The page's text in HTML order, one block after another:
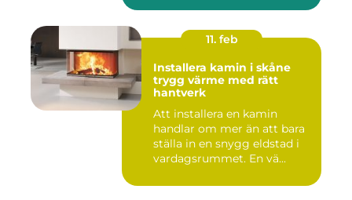
11. feb
Installera kamin i skåne
trygg värme med rätt
hantverk
Att installera en kamin
handlar om mer än att bara
ställa in en snygg eldstad i
vardagsrummet. En vä...